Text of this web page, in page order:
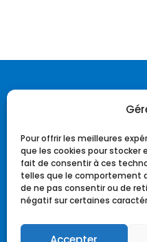
Pour offrir les meilleures
que les cookies pour stocker
fait de consentir à ces
telles que le comportement
de ne pas consentir ou de
négatif sur certaines
Notre
Notre
Notre
Notre